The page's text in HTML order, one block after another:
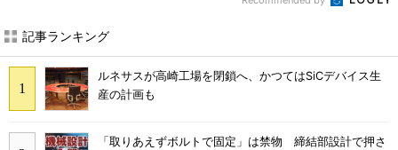
記事ランキング
ルネサスが高崎工場を閉鎖へ、かつてはSiCデバイス生
産の計画も
「取りあえずボルトで固定」は禁物 締結部設計で押さ